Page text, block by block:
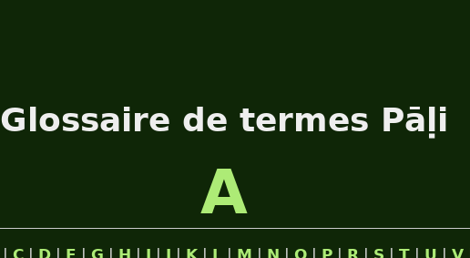
Glossaire de termes Pāḷi
A
C| D| E G H I J K| L| M N O| P| R| S T| U V|